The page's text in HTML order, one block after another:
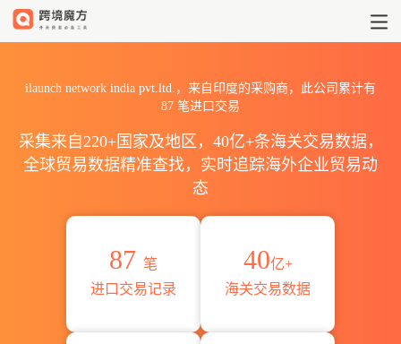
ilaunch network india pvt.ltd.，来自印度的采购商，此公司累计有
87 笔进口交易
采集来自220+国家及地区，40亿+条海关交易数据，
全球贸易数据精准查找，实时追踪海外企业贸易动
态
87 笔
进口交易记录
40亿+
海关交易数据